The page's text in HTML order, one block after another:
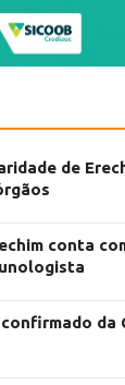
de
conta
da